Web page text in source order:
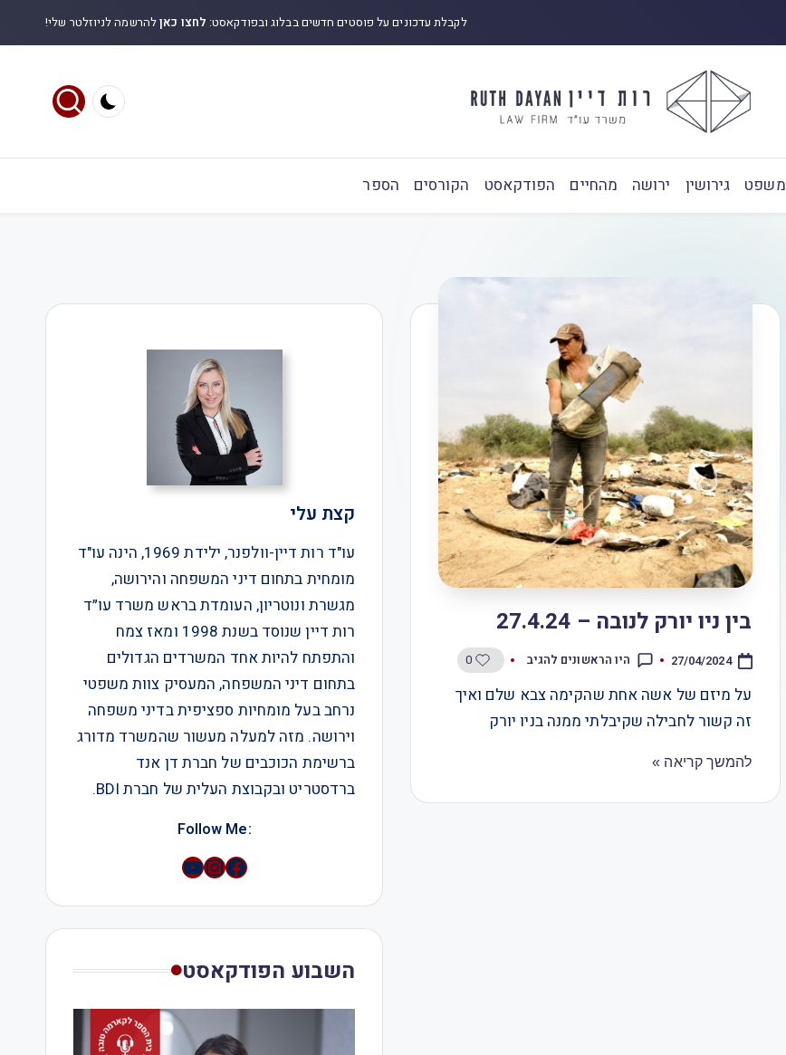
לקבלת עדכונים על פוסטים חדשים בבלוג ובפודקאסט: לחצו כאןלהרשמה לניוזלטר שלי!
משפט גירושין ירושה מהחיים הפודקאסט הקורסים הספר
בין ניו יורק לנובה – 27.4.24
27/04/2024 היו הראשונים להגיב 0
על מיזם של אשה אחת שהקימה צבא שלם ואיך
זה קשור לחבילה שקיבלתי ממנה בניו יורק
להמשך קריאה »
קצת עלי
עו"ד רות דיין-וולפנר, ילידת 1969, הינה עו"ד
מומחית בתחום דיני המשפחה והירושה,
מגשרת ונוטריון, העומדת בראש משרד עו״ד
רות דיין שנוסד בשנת 1998 ומאז צמח
והתפתח להיות אחד המשרדים הגדולים
בתחום דיני המשפחה, המעסיק צוות משפטי
נרחב בעל מומחיות ספציפית בדיני משפחה
וירושה. מזה למעלה מעשור שהמשרד מדורג
ברשימת הכוכבים של חברת דן אנד
ברדסטריט ובקבוצת העלית של חברת BDI.
:Follow Me
Instagram
YouTube
השבוע הפודקאסט